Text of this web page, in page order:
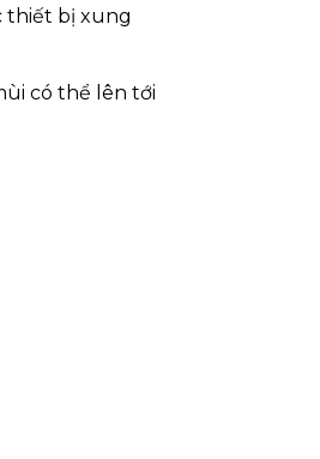
thiết bị xung
có thể lên tới